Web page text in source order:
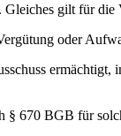
gilt für die
oder
670 BGB für